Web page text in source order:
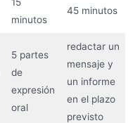
minutos
45 minutos
5 partes
de
expresión
oral
redactar un
mensaje y
un informe
en el plazo
previsto